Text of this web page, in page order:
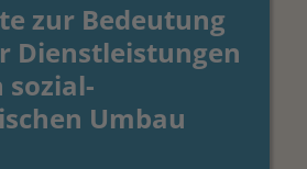
zur Bedeutung
Dienstleistungen
sozial-
Umbau